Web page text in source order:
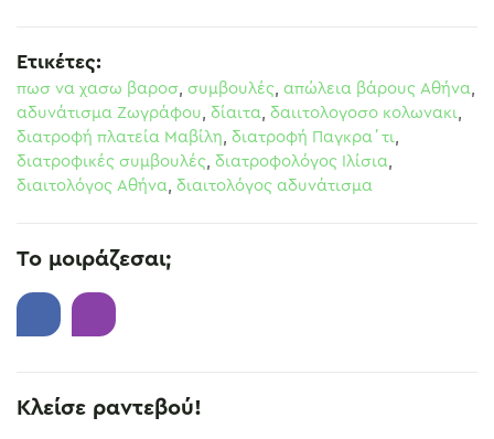
Ετικέτες:
πωσ να χασω βαροσ, συμβουλές, απώλεια βάρους Αθήνα,
αδυνάτισμα Ζωγράφου, δίαιτα, δαιιτολογοσο κολωνακι,
διατροφή πλατεία Μαβίλη, διατροφή Παγκρα΄τι,
διατροφικές συμβουλές, διατροφολόγος Ιλίσια,
διαιτολόγος Αθήνα, διαιτολόγος αδυνάτισμα
Το μοιράζεσαι;
Κλείσε ραντεβού!